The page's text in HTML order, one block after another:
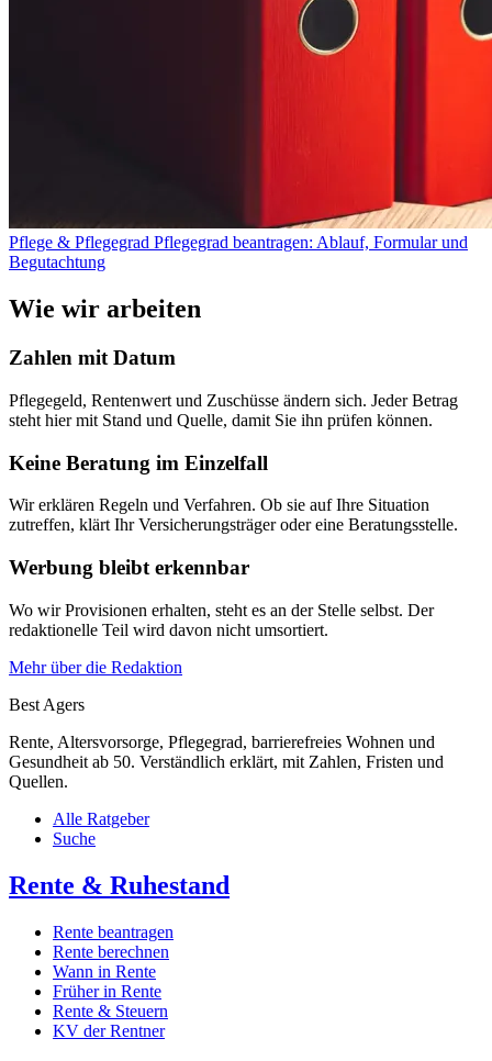
Pflege & Pflegegrad Pflegegrad beantragen: Ablauf, Formular und
Begutachtung
Wie wir arbeiten
Zahlen mit Datum
Pflegegeld, Rentenwert und Zuschüsse ändern sich. Jeder Betrag
steht hier mit Stand und Quelle, damit Sie ihn prüfen können.
Keine Beratung im Einzelfall
Wir erklären Regeln und Verfahren. Ob sie auf Ihre Situation
zutreffen, klärt Ihr Versicherungsträger oder eine Beratungsstelle.
Werbung bleibt erkennbar
Wo wir Provisionen erhalten, steht es an der Stelle selbst. Der
redaktionelle Teil wird davon nicht umsortiert.
Mehr über die Redaktion
Best Agers
Rente, Altersvorsorge, Pflegegrad, barrierefreies Wohnen und
Gesundheit ab 50. Verständlich erklärt, mit Zahlen, Fristen und
Quellen.
Alle Ratgeber
Suche
Rente & Ruhestand
Rente beantragen
Rente berechnen
Wann in Rente
Früher in Rente
Rente & Steuern
KV der Rentner